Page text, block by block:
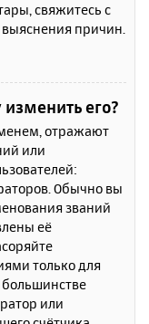
свяжитесь с
причин.
его?
отражают
или
Обычно вы
званий
её
только для
большинстве
или